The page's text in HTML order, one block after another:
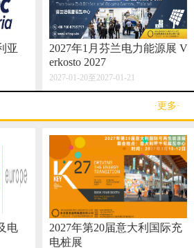
亚
2027年1月芬兰电力能源展 V
erkosto 2027
2027-01-20至2027-01-21
·更多·
电
2027年第20届意大利国际充
电桩展